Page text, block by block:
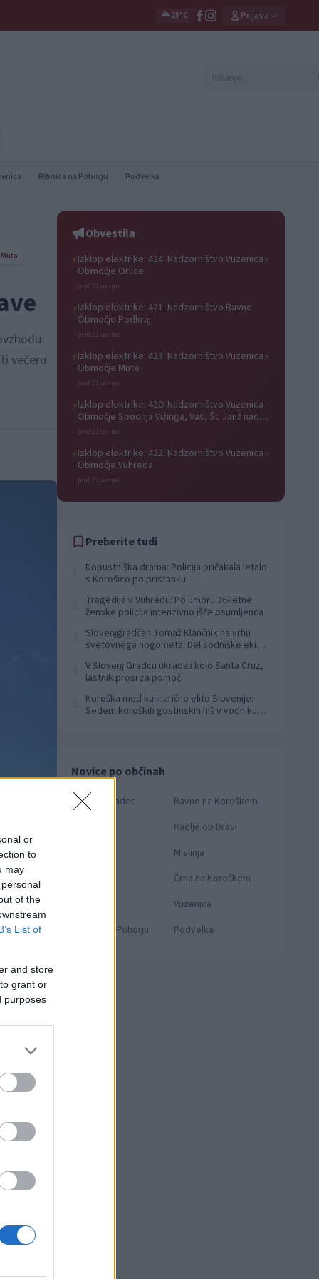
or
to
may
of the
List of
and store
grant or
purposes
🌥️25°C Prijava
Ribnica na Pohorju Podvelka
Muta
večeru
Obvestila
⚡Izklop elektrike: 424. Nadzorništvo Vuzenica -
Območje Orlice
pred 21 urami
⚡Izklop elektrike: 421. Nadzorništvo Ravne -
Območje Podkraj
pred 21 urami
⚡Izklop elektrike: 423. Nadzorništvo Vuzenica -
Območje Mute
pred 21 urami
⚡Izklop elektrike: 420. Nadzorništvo Vuzenica -
Območje Spodnja Vižinga, Vas, Št. Janž nad
Radljami, Suhi Vrh, Dobrava
pred 21 urami
⚡Izklop elektrike: 422. Nadzorništvo Vuzenica -
Območje Vuhreda
pred 21 urami
Preberite tudi
Dopustniška drama: Policija pričakala letalo
s Korošico po pristanku
Tragedija v Vuhredu: Po umoru 36-letne
ženske policija intenzivno išče osumljenca
Slovenjgradčan Tomaž Klančnik na vrhu
svetovnega nogometa: Del sodniške ekipe
V Slovenj Gradcu ukradali kolo Santa Cruz,
lastnik prosi za pomoč
Koroška med kulinarično elito Slovenije:
Sedem koroških gostinskih hiš v vodniku
Novice po občinah
Slovenj Gradec
Ravne na Koroškem
Radlje ob Dravi
Mislinja
Črna na Koroškem
Vuzenica
Ribnica na Pohorju
Podvelka